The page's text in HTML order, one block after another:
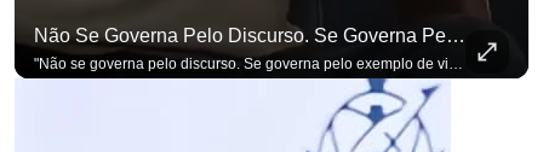
Não Se Governa Pelo Discurso. Se Governa Pelo Exemplo De Vida", Alfineta Ronaldo Caiado